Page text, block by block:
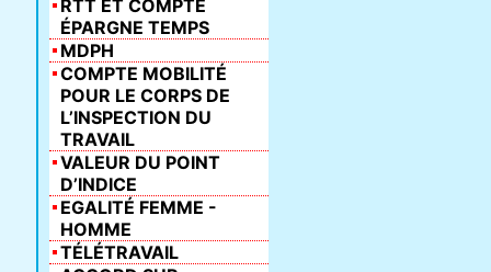
RTT ET COMPTE
ÉPARGNE TEMPS
MDPH
COMPTE MOBILITÉ
POUR LE CORPS DE
L’INSPECTION DU
TRAVAIL
VALEUR DU POINT
D’INDICE
EGALITÉ FEMME -
HOMME
TÉLÉTRAVAIL